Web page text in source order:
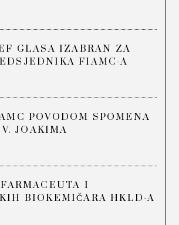
GLASA IZABRAN ZA
FIAMC-A
POVODOM SPOMENA
JOAKIMA
I
BIOKEMIČARA HKLD-A